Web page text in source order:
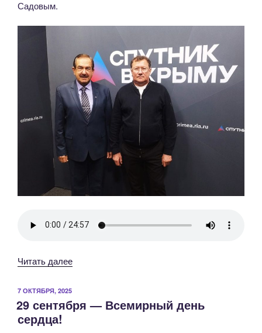
Садовым.
Читать далее«Торжественное
40
ОПУБЛИКОВАНО
7 ОКТЯБРЯ, 2025
29 сентября — Всемирный день
сердца!